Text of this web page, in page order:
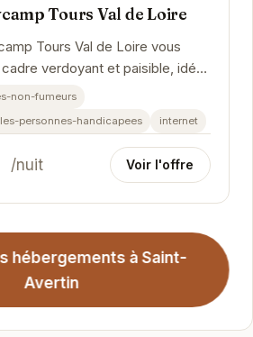
Tours Val de Loire
Tours Val de Loire vous
verdoyant et paisible, idéal
en famille ou entre amis....
non-fumeurs
personnes-handicapees
internet
/nuit Voir l'offre
hébergements à Saint-
Avertin